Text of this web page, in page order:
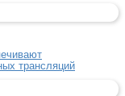
трансляций